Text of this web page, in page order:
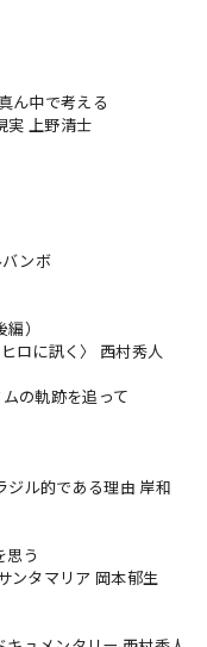
ん中で考える
実 上野清士
バンボ
）
ロに訊く〉 西村秀人
の軌跡を追って
ジル的である理由 岸和
う
ンタマリア 岡本郁生